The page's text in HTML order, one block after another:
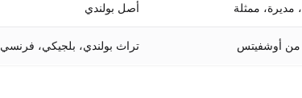
مديرة، ممثلة أصل بولندي
من أوشفيتس تراث بولندي، بلجيكي، فرنسي